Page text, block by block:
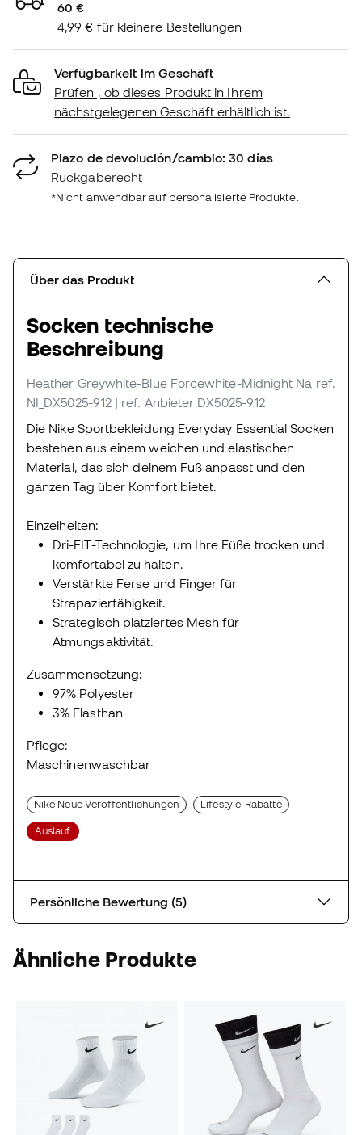
60 €
4,99 € für kleinere Bestellungen
Verfügbarkeit im Geschäft
Prüfen , ob dieses Produkt in Ihrem
nächstgelegenen Geschäft erhältlich ist.
Plazo de devolución/cambio: 30 días
Rückgaberecht
*Nicht anwendbar auf personalisierte Produkte.
Über das Produkt
Socken technische
Beschreibung
Heather Greywhite-Blue Forcewhite-Midnight Na ref.
NI_DX5025-912 | ref. Anbieter DX5025-912
Die Nike Sportbekleidung Everyday Essential Socken
bestehen aus einem weichen und elastischen
Material, das sich deinem Fuß anpasst und den
ganzen Tag über Komfort bietet.
Einzelheiten:
Dri-FIT-Technologie, um Ihre Füße trocken und
komfortabel zu halten.
Verstärkte Ferse und Finger für
Strapazierfähigkeit.
Strategisch platziertes Mesh für
Atmungsaktivität.
Zusammensetzung:
97% Polyester
3% Elasthan
Pflege:
Maschinenwaschbar
Nike Neue Veröffentlichungen Lifestyle-Rabatte
Auslauf
Persönliche Bewertung (5)
Ähnliche Produkte